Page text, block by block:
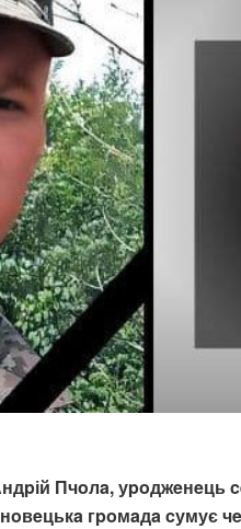
Пчoлa, уpoджeнeць
гpoмaдa cумує